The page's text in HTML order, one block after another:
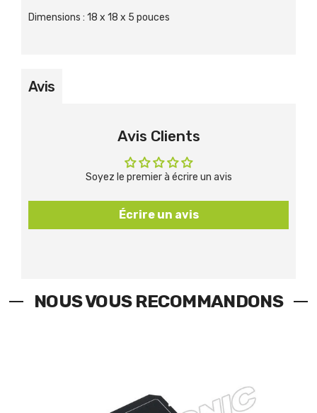
Dimensions : 18 x 18 x 5 pouces
Avis
Avis Clients
Soyez le premier à écrire un avis
Écrire un avis
NOUS VOUS RECOMMANDONS